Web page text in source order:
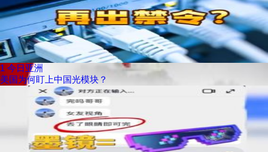
1 今日亚洲
美国为何盯上中国光模块？